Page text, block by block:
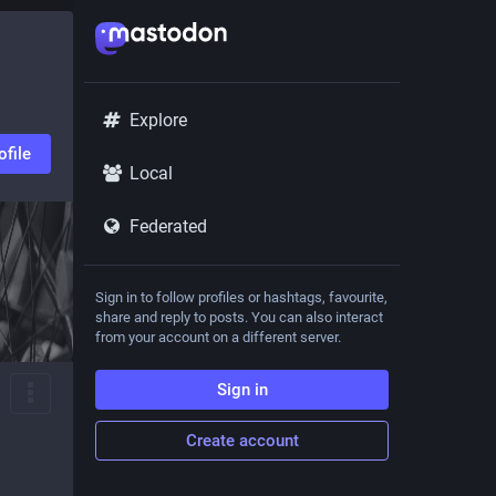
Explore
Local
Federated
Sign in to follow profiles or hashtags, favourite,
share and reply to posts. You can also interact
from your account on a different server.
Sign in
Create account